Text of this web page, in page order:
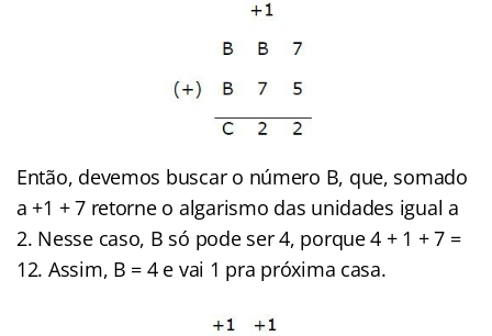
Então, devemos buscar o número B, que, somado
a +1 + 7 retorne o algarismo das unidades igual a
2. Nesse caso, B só pode ser 4, porque 4 + 1 + 7 =
12. Assim, B = 4 e vai 1 pra próxima casa.